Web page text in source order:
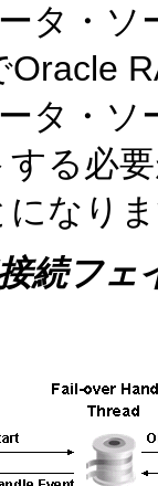
タ・ソ
Oracle
タ・ソ
る必
なりま
続フェ